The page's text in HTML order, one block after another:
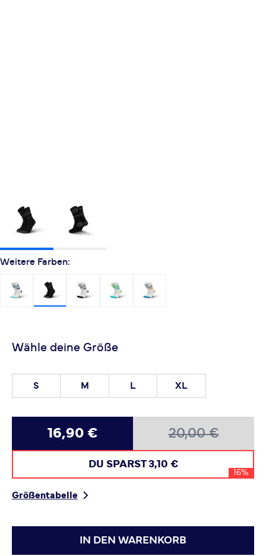
Weitere Farben:
Wähle deine Größe
S M L XL
16,90 € 20,00 €
DU SPARST 3,10 €
16%
Größentabelle
IN DEN WARENKORB